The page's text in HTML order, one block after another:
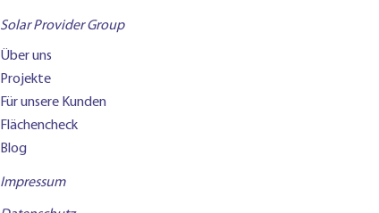
Solar Provider Group
Über uns
Projekte
Für unsere Kunden
Flächencheck
Blog
Impressum